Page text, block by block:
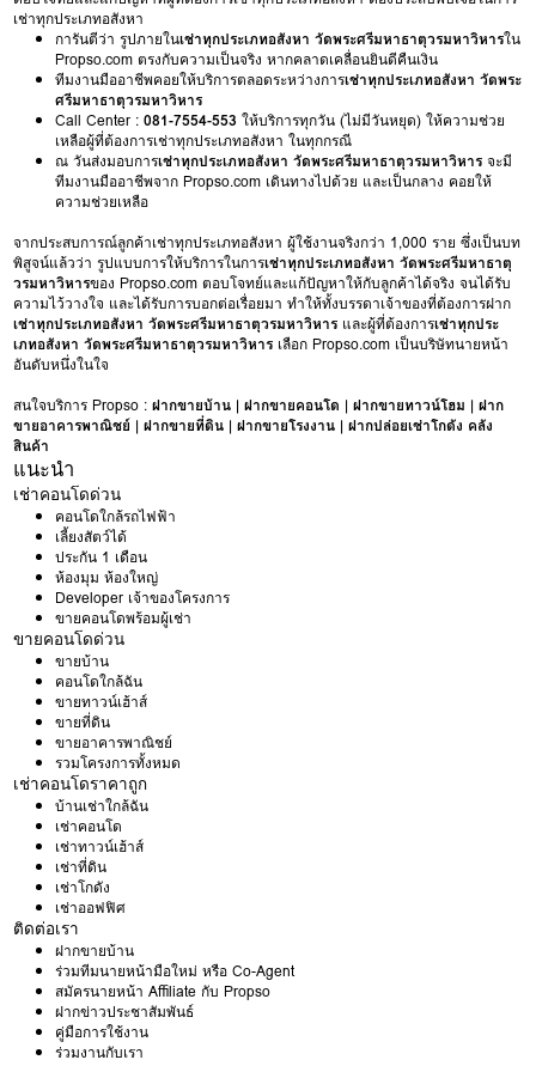
เช่าทุกประเภทอสังหา
การันตีว่า รูปภายในเช่าทุกประเภทอสังหา วัดพระศรีมหาธาตุวรมหาวิหารใน
Propso.com ตรงกับความเป็นจริง หากคลาดเคลื่อนยินดีคืนเงิน
ทีมงานมืออาชีพคอยให้บริการตลอดระหว่างการเช่าทุกประเภทอสังหา วัดพระ
ศรีมหาธาตุวรมหาวิหาร
Call Center :081-7554-553 ให้บริการทุกวัน (ไม่มีวันหยุด) ให้ความช่วย
เหลือผู้ที่ต้องการเช่าทุกประเภทอสังหา ในทุกกรณี
ณ วันส่งมอบการเช่าทุกประเภทอสังหา วัดพระศรีมหาธาตุวรมหาวิหาร จะมี
ทีมงานมืออาชีพจาก Propso.com เดินทางไปด้วย และเป็นกลาง คอยให้
ความช่วยเหลือ
จากประสบการณ์ลูกค้าเช่าทุกประเภทอสังหา ผู้ใช้งานจริงกว่า 1,000 ราย ซึ่งเป็นบท
พิสูจน์แล้วว่า รูปแบบการให้บริการในการเช่าทุกประเภทอสังหา วัดพระศรีมหาธาตุ
วรมหาวิหารของ Propso.com ตอบโจทย์และแก้ปัญหาให้กับลูกค้าได้จริง จนได้รับ
ความไว้วางใจ และได้รับการบอกต่อเรื่อยมา ทำให้ทั้งบรรดาเจ้าของที่ต้องการฝาก
เช่าทุกประเภทอสังหา วัดพระศรีมหาธาตุวรมหาวิหาร และผู้ที่ต้องการเช่าทุกประ
เภทอสังหา วัดพระศรีมหาธาตุวรมหาวิหาร เลือก Propso.com เป็นบริษัทนายหน้า
อันดับหนึ่งในใจ
สนใจบริการ Propso :ฝากขายบ้าน |ฝากขายคอนโด |ฝากขายทาวน์โฮม |ฝาก
ขายอาคารพาณิชย์ |ฝากขายที่ดิน |ฝากขายโรงงาน |ฝากปล่อยเช่าโกดัง คลัง
สินค้า
แนะนำ
เช่าคอนโดด่วน
คอนโดใกล้รถไฟฟ้า
เลี้ยงสัตว์ได้
ประกัน 1 เดือน
ห้องมุม ห้องใหญ่
Developer เจ้าของโครงการ
ขายคอนโดพร้อมผู้เช่า
ขายคอนโดด่วน
ขายบ้าน
คอนโดใกล้ฉัน
ขายทาวน์เฮ้าส์
ขายที่ดิน
ขายอาคารพาณิชย์
รวมโครงการทั้งหมด
เช่าคอนโดราคาถูก
บ้านเช่าใกล้ฉัน
เช่าคอนโด
เช่าทาวน์เฮ้าส์
เช่าที่ดิน
เช่าโกดัง
เช่าออฟฟิศ
ติดต่อเรา
ฝากขายบ้าน
ร่วมทีมนายหน้ามือใหม่ หรือ Co-Agent
สมัครนายหน้า Affiliate กับ Propso
ฝากข่าวประชาสัมพันธ์
คู่มือการใช้งาน
ร่วมงานกับเรา